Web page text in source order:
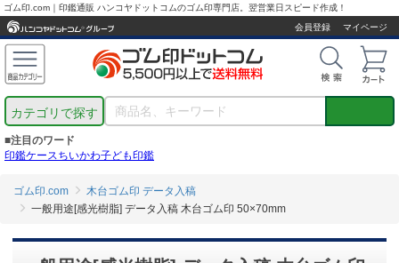
ゴム印.com｜印鑑通販 ハンコヤドットコムのゴム印専門店。翌営業日スピード作成！
会員登録
マイページ
カテゴリで探す
■注目のワード
印鑑ケースちいかわ子ども印鑑
ゴム印.com
木台ゴム印 データ入稿
一般用途[感光樹脂] データ入稿 木台ゴム印 50×70mm